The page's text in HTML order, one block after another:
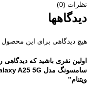
نظرات (0)
دیدگاهها
هیچ دیدگاهی برای این
اولین نفری باشید که
ویتنام”